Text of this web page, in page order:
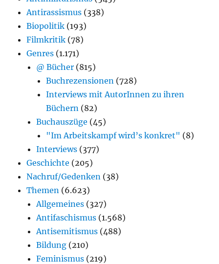
Antirassismus (338)
Biopolitik (193)
Filmkritik (78)
Genres (1.171)
@ Bücher (815)
Buchrezensionen (728)
Interviews mit AutorInnen zu ihren
Büchern (82)
Buchauszüge (45)
"Im Arbeitskampf wird’s konkret" (8)
Interviews (377)
Geschichte (205)
Nachruf/Gedenken (38)
Themen (6.623)
Allgemeines (327)
Antifaschismus (1.568)
Antisemitismus (488)
Bildung (210)
Feminismus (219)